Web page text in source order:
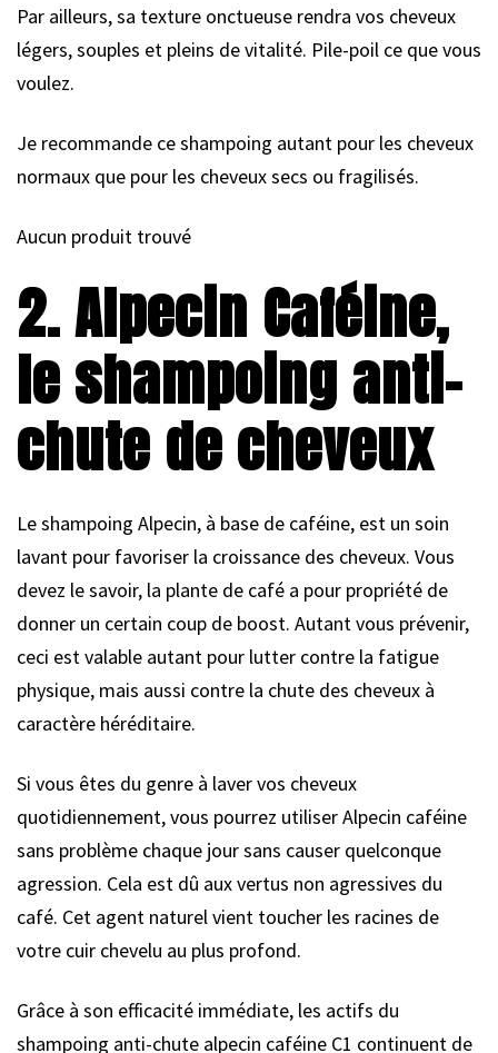
Par ailleurs, sa texture onctueuse rendra vos cheveux
légers, souples et pleins de vitalité. Pile-poil ce que vous
voulez.
Je recommande ce shampoing autant pour les cheveux
normaux que pour les cheveux secs ou fragilisés.
Aucun produit trouvé
2. Alpecin Caféine,
le shampoing anti-
chute de cheveux
Le shampoing Alpecin, à base de caféine, est un soin
lavant pour favoriser la croissance des cheveux. Vous
devez le savoir, la plante de café a pour propriété de
donner un certain coup de boost. Autant vous prévenir,
ceci est valable autant pour lutter contre la fatigue
physique, mais aussi contre la chute des cheveux à
caractère héréditaire.
Si vous êtes du genre à laver vos cheveux
quotidiennement, vous pourrez utiliser Alpecin caféine
sans problème chaque jour sans causer quelconque
agression. Cela est dû aux vertus non agressives du
café. Cet agent naturel vient toucher les racines de
votre cuir chevelu au plus profond.
Grâce à son efficacité immédiate, les actifs du
shampoing anti-chute alpecin caféine C1 continuent de